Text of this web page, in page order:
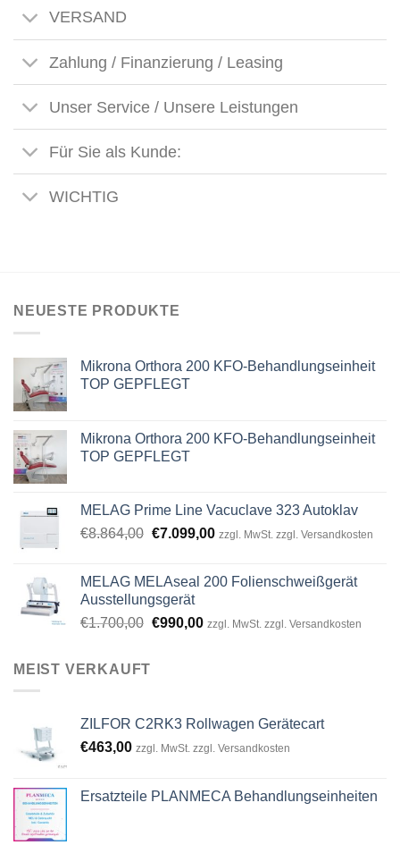
VERSAND
Zahlung / Finanzierung / Leasing
Unser Service / Unsere Leistungen
Für Sie als Kunde:
WICHTIG
NEUESTE PRODUKTE
Mikrona Orthora 200 KFO-Behandlungseinheit
TOP GEPFLEGT
Mikrona Orthora 200 KFO-Behandlungseinheit
TOP GEPFLEGT
MELAG Prime Line Vacuclave 323 Autoklav
€8.864,00 Original
€8.864,00.
€7.099,00Current
€7.099,00.
zzgl. MwSt. zzgl. Versandkosten
MELAG MELAseal 200 Folienschweißgerät
Ausstellungsgerät
€1.700,00 Original
€990,00Current
zzgl. MwSt. zzgl. Versandkosten
MEIST VERKAUFT
ZILFOR C2RK3 Rollwagen Gerätecart
€463,00 zzgl. MwSt. zzgl. Versandkosten
Ersatzteile PLANMECA Behandlungseinheiten